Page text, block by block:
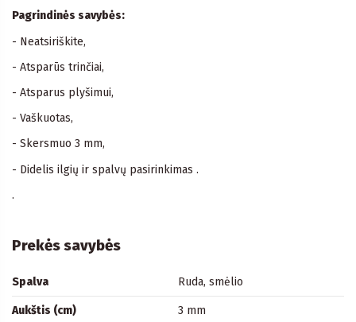
Pagrindinės savybės:
- Neatsiriškite,
- Atsparūs trinčiai,
- Atsparus plyšimui,
- Vaškuotas,
- Skersmuo 3 mm,
- Didelis ilgių ir spalvų pasirinkimas .
.
Prekės savybės
Spalva Ruda, smėlio
Aukštis (cm) 3 mm